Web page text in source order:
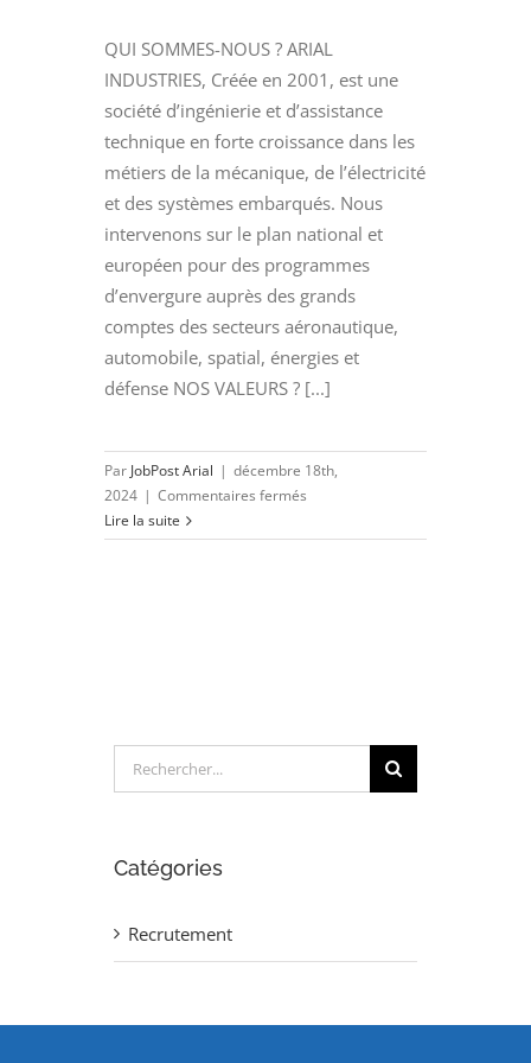
QUI SOMMES-NOUS ? ARIAL
INDUSTRIES, Créée en 2001, est une
société d’ingénierie et d’assistance
technique en forte croissance dans les
métiers de la mécanique, de l’électricité
et des systèmes embarqués. Nous
intervenons sur le plan national et
européen pour des programmes
d’envergure auprès des grands
comptes des secteurs aéronautique,
automobile, spatial, énergies et
défense NOS VALEURS ? [...]
Par JobPost Arial | décembre 18th,
2024 | Commentaires fermés
MECANIQUE
Lire la suite
Rechercher:
Catégories
Recrutement